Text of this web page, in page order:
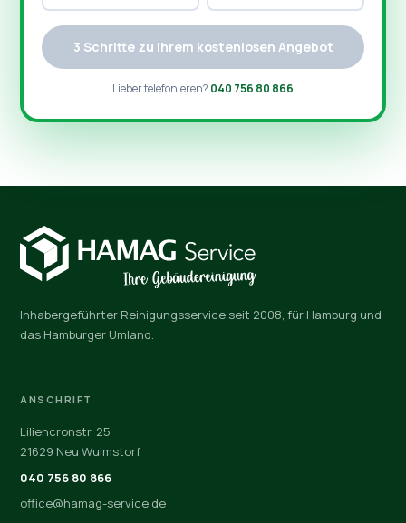
3 Schritte zu Ihrem kostenlosen Angebot
Lieber telefonieren? 040 756 80 866
Inhabergeführter Reinigungsservice seit 2008, für Hamburg und
das Hamburger Umland.
ANSCHRIFT
Liliencronstr. 25
21629 Neu Wulmstorf
040 756 80 866
office@hamag-service.de